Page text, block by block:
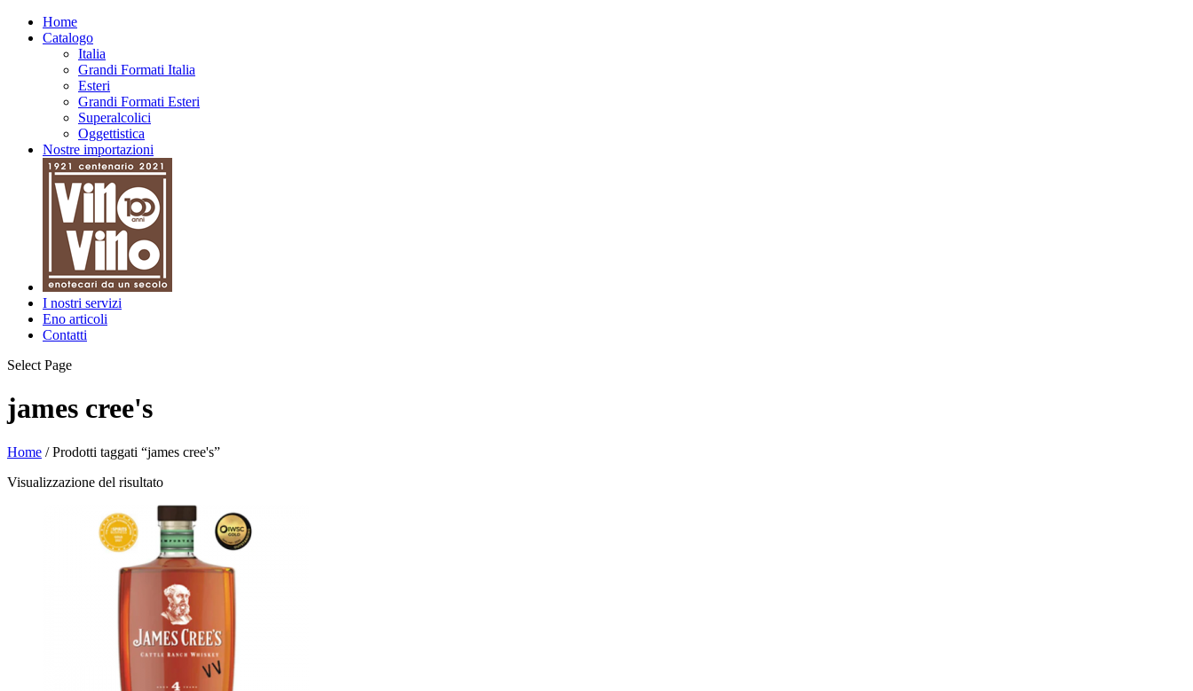
Home
Catalogo
Italia
Grandi Formati Italia
Esteri
Grandi Formati Esteri
Superalcolici
Oggettistica
Nostre importazioni
I nostri servizi
Eno articoli
Contatti
Select Page
james cree's
Home / Prodotti taggati “james cree's”
Visualizzazione del risultato